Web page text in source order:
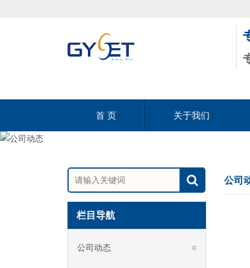
首 页 关于我们
公司
栏目导航
公司动态